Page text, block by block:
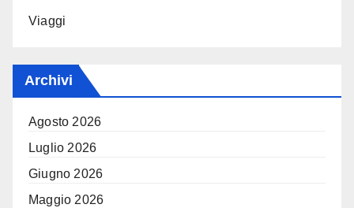
Viaggi
Archivi
Agosto 2026
Luglio 2026
Giugno 2026
Maggio 2026